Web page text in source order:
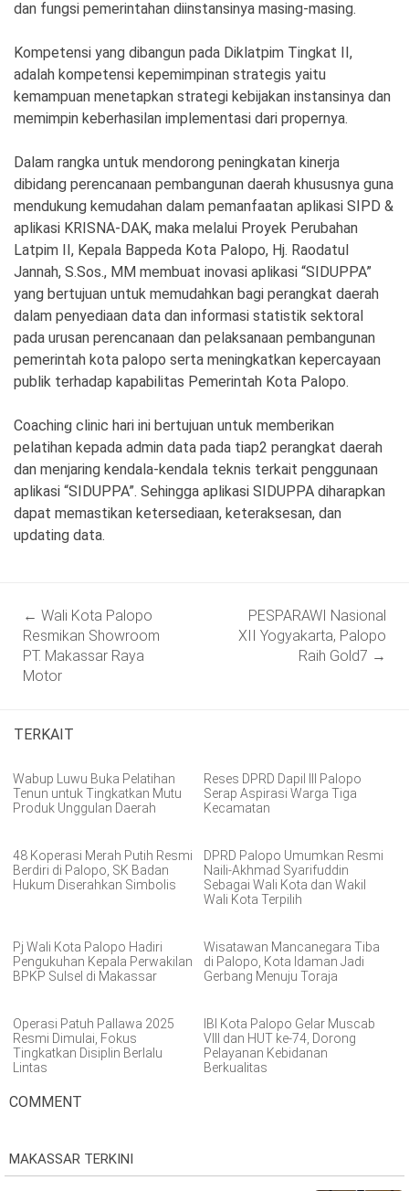
dan fungsi pemerintahan diinstansinya masing-masing.
Kompetensi yang dibangun pada Diklatpim Tingkat II,
adalah kompetensi kepemimpinan strategis yaitu
kemampuan menetapkan strategi kebijakan instansinya dan
memimpin keberhasilan implementasi dari propernya.
Dalam rangka untuk mendorong peningkatan kinerja
dibidang perencanaan pembangunan daerah khususnya guna
mendukung kemudahan dalam pemanfaatan aplikasi SIPD &
aplikasi KRISNA-DAK, maka melalui Proyek Perubahan
Latpim II, Kepala Bappeda Kota Palopo, Hj. Raodatul
Jannah, S.Sos., MM membuat inovasi aplikasi “SIDUPPA”
yang bertujuan untuk memudahkan bagi perangkat daerah
dalam penyediaan data dan informasi statistik sektoral
pada urusan perencanaan dan pelaksanaan pembangunan
pemerintah kota palopo serta meningkatkan kepercayaan
publik terhadap kapabilitas Pemerintah Kota Palopo.
Coaching clinic hari ini bertujuan untuk memberikan
pelatihan kepada admin data pada tiap2 perangkat daerah
dan menjaring kendala-kendala teknis terkait penggunaan
aplikasi “SIDUPPA”. Sehingga aplikasi SIDUPPA diharapkan
dapat memastikan ketersediaan, keteraksesan, dan
updating data.
navigation
← Wali Kota Palopo
Resmikan Showroom
PT. Makassar Raya
Motor
PESPARAWI Nasional
XII Yogyakarta, Palopo
Raih Gold7 →
TERKAIT
Wabup Luwu Buka Pelatihan
Tenun untuk Tingkatkan Mutu
Produk Unggulan Daerah
Reses DPRD Dapil III Palopo
Serap Aspirasi Warga Tiga
Kecamatan
48 Koperasi Merah Putih Resmi
Berdiri di Palopo, SK Badan
Hukum Diserahkan Simbolis
DPRD Palopo Umumkan Resmi
Naili-Akhmad Syarifuddin
Sebagai Wali Kota dan Wakil
Wali Kota Terpilih
Pj Wali Kota Palopo Hadiri
Pengukuhan Kepala Perwakilan
BPKP Sulsel di Makassar
Wisatawan Mancanegara Tiba
di Palopo, Kota Idaman Jadi
Gerbang Menuju Toraja
Operasi Patuh Pallawa 2025
Resmi Dimulai, Fokus
Tingkatkan Disiplin Berlalu
Lintas
IBI Kota Palopo Gelar Muscab
VIII dan HUT ke-74, Dorong
Pelayanan Kebidanan
Berkualitas
COMMENT
MAKASSAR TERKINI